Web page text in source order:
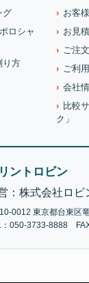
グ
ロシャ
り方
お客
お見
ご注
ご利
会社
比較
ク」
ントロビン
：株式会社ロビ
0012 東京都台東区
：050-3733-8888